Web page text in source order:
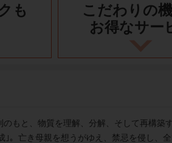
も
こだわりの
お得なサー
もと、物質を理解、分解、そして再構
｣。亡き母親を想うがゆえ、禁忌を侵し